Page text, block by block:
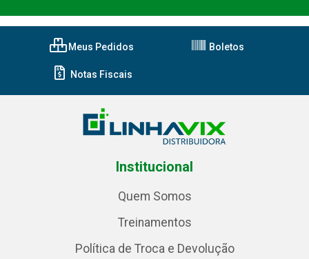
Meus Pedidos Boletos
Notas Fiscais
Institucional
Quem Somos
Treinamentos
Política de Troca e Devolução